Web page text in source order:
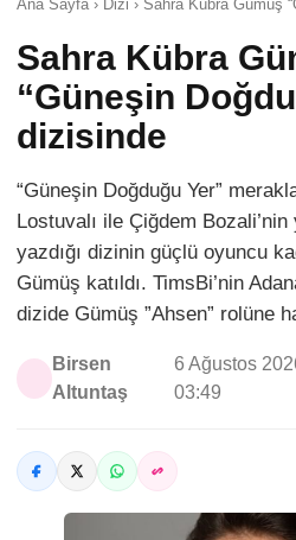
Ana Sayfa › Dizi › Sahra Kübra Gümüş
Sahra Kübra
“Güneşin
dizisinde
“Güneşin Doğduğu Yer”
Lostuvalı ile Çiğdem Bozali’nin
yazdığı dizinin güçlü oyuncu
Gümüş katıldı. TimsBi’nin
dizide Gümüş ”Ahsen” rolüne
Birsen
Altuntaş
6 Ağustos
03:49